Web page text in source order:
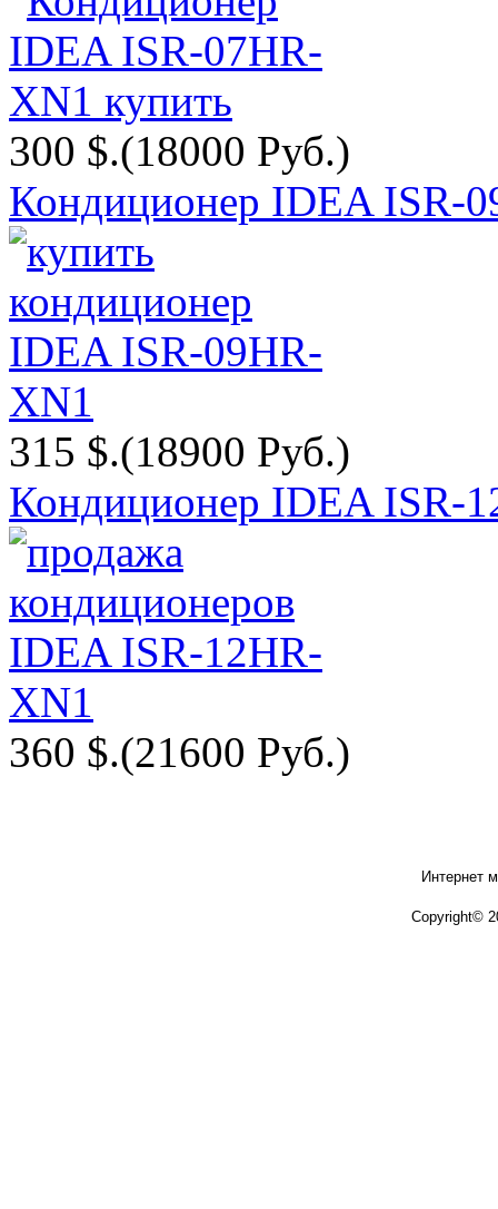
300 $.(18000 Руб.)
Кондиционер IDEA ISR-
315 $.(18900 Руб.)
Кондиционер IDEA ISR-
360 $.(21600 Руб.)
Интернет
Copyright©